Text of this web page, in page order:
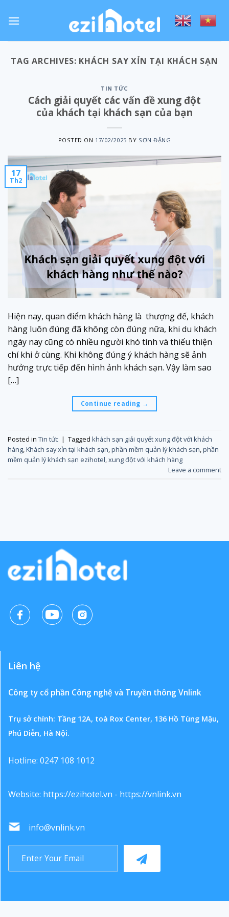
TAG ARCHIVES: KHÁCH SAY XỈN TẠI KHÁCH SẠN
TIN TỨC
Cách giải quyết các vấn đề xung đột
của khách tại khách sạn của bạn
POSTED ON 17/02/2025 BY SƠN ĐẶNG
17
Th2
Hiện nay, quan điểm khách hàng là thượng đế, khách
hàng luôn đúng đã không còn đúng nữa, khi du khách
ngày nay cũng có nhiều người khó tính và thiếu thiện
chí khi ở cùng. Khi không đúng ý khách hàng sẽ ảnh
hưởng trực tiếp đến hình ảnh khách sạn. Vậy làm sao
[…]
Continue reading →
Posted in Tin tức | Tagged khách sạn giải quyết xung đột với khách
hàng,Khách say xỉn tại khách sạn,phần mềm quản lý khách sạn,phần
mềm quản lý khách sạn ezihotel,xung đột với khách hàng
Leave a comment
Liên hệ
Công ty cổ phần Công nghệ và Truyền thông Vnlink
Trụ sở chính: Tầng 12A, toà Rox Center, 136 Hồ Tùng Mậu,
Phú Diễn, Hà Nội.
Hotline: 0247 108 1012
Website: https://ezihotel.vn - https://vnlink.vn
info@vnlink.vn